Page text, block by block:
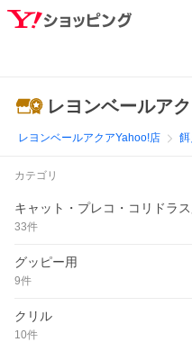
レヨンベールア
レヨンベールアクアYahoo!店 餌
カテゴリ
キャット・プレコ・コリドラス
33件
グッピー用
9件
クリル
10件